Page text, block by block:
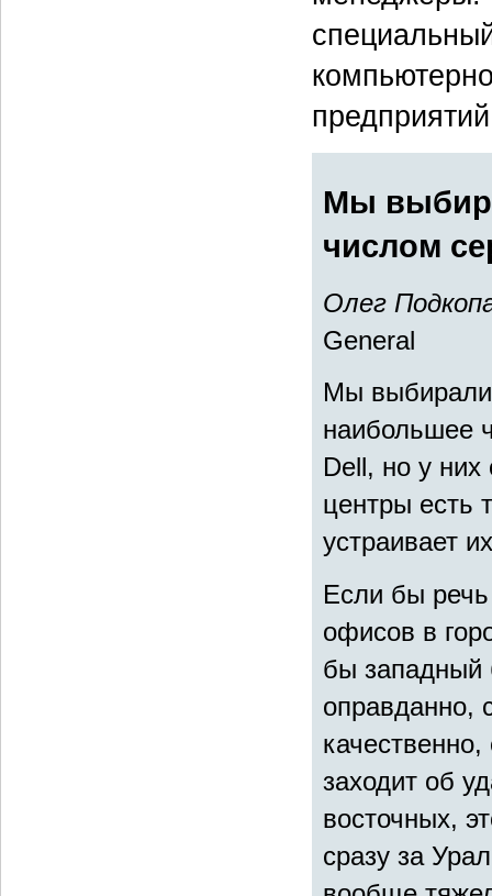
Мы
числом
Олег
General
Мы выбирали
наибольшее
Dell, но у
центры есть
устраивает
Если бы
офисов в
бы западный
оправданно,
заходит об
восточных,
сразу за